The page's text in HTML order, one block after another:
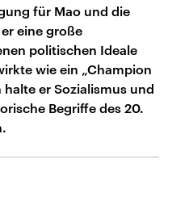
für Mao und die
eine große
politischen Ideale
wie ein „Champion
er Sozialismus und
Begriffe des 20.